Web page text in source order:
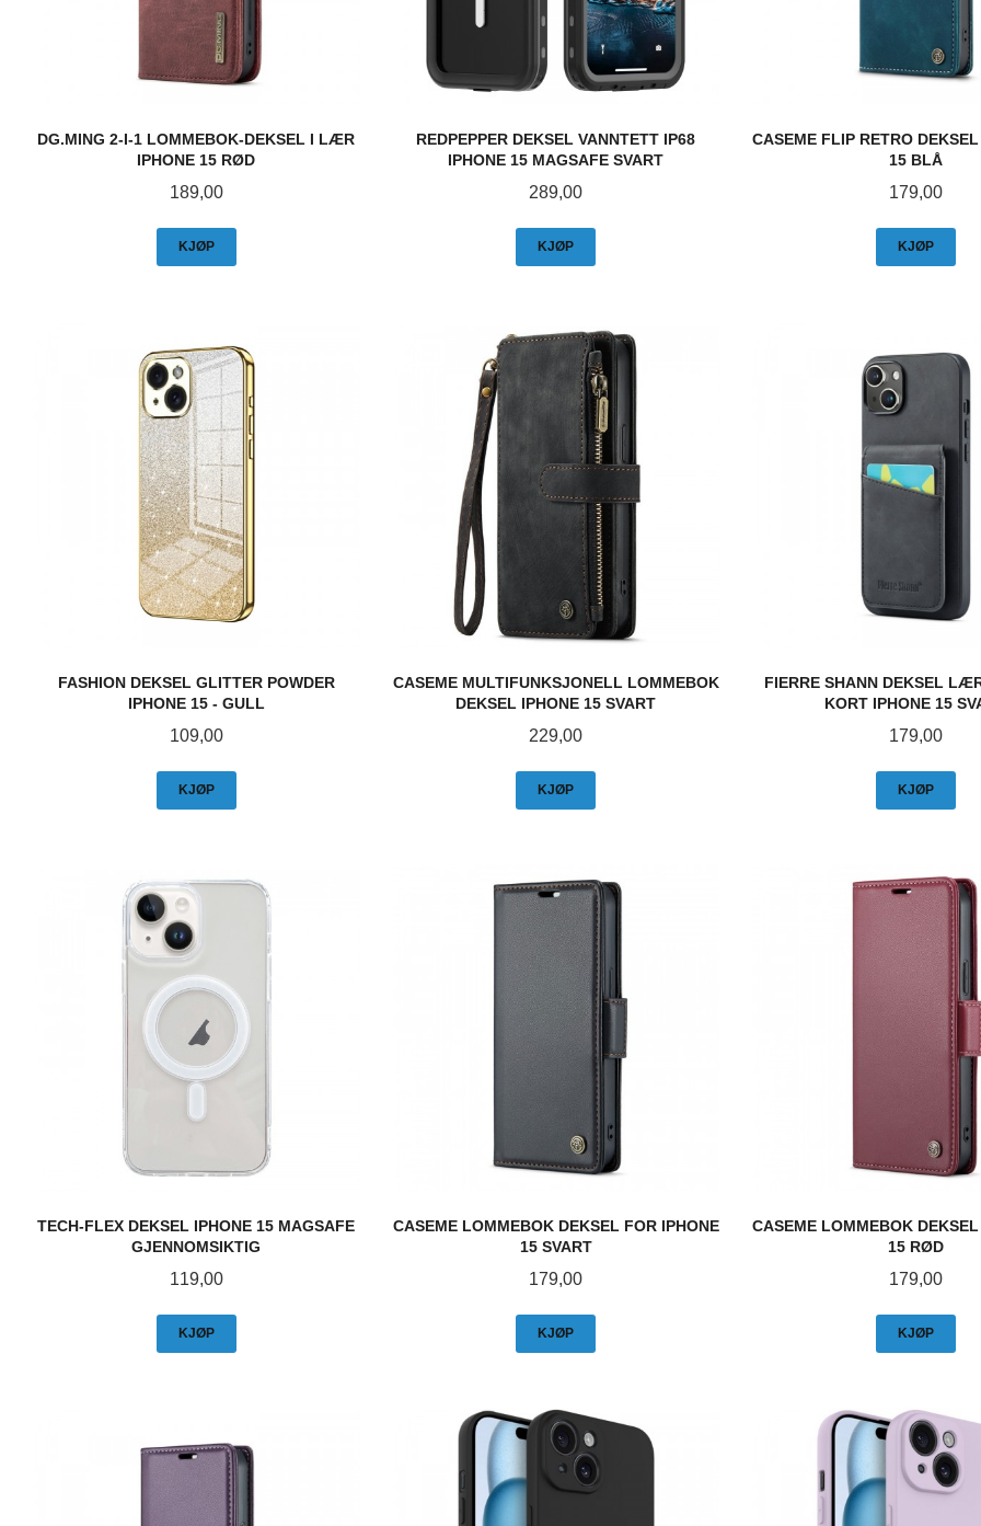
DG.MING 2-I-1 LOMMEBOK-DEKSEL I LÆR
IPHONE 15 RØD
Pris
189,00
KJØP
REDPEPPER DEKSEL VANNTETT IP68
IPHONE 15 MAGSAFE SVART
Pris
289,00
KJØP
CASEME FLIP RETRO
15 BLÅ
Pris
179,00
KJØP
FASHION DEKSEL GLITTER POWDER
IPHONE 15 - GULL
Pris
109,00
KJØP
CASEME MULTIFUNKSJONELL LOMMEBOK
DEKSEL IPHONE 15 SVART
Pris
229,00
KJØP
FIERRE SHANN DEKSEL
KORT IPHONE 15
Pris
179,00
KJØP
TECH-FLEX DEKSEL IPHONE 15 MAGSAFE
GJENNOMSIKTIG
Pris
119,00
KJØP
CASEME LOMMEBOK DEKSEL FOR IPHONE
15 SVART
Pris
179,00
KJØP
CASEME LOMMEBOK
15 RØD
Pris
179,00
KJØP